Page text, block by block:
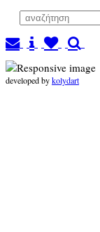
developed bykolydart